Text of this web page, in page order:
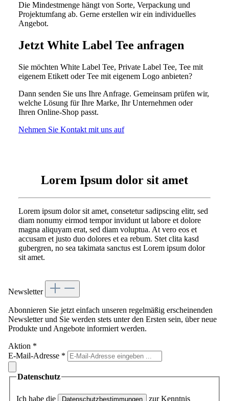
Die Mindestmenge hängt von Sorte, Verpackung und
Projektumfang ab. Gerne erstellen wir ein individuelles
Angebot.
Jetzt White Label Tee anfragen
Sie möchten White Label Tee, Private Label Tee, Tee mit
eigenem Etikett oder Tee mit eigenem Logo anbieten?
Dann senden Sie uns Ihre Anfrage. Gemeinsam prüfen wir,
welche Lösung für Ihre Marke, Ihr Unternehmen oder
Ihren Online-Shop passt.
Nehmen Sie Kontakt mit uns auf
Lorem Ipsum dolor sit amet
Lorem ipsum dolor sit amet, consetetur sadipscing elitr, sed
diam nonumy eirmod tempor invidunt ut labore et dolore
magna aliquyam erat, sed diam voluptua. At vero eos et
accusam et justo duo dolores et ea rebum. Stet clita kasd
gubergren, no sea takimata sanctus est Lorem ipsum dolor
sit amet.
Newsletter
Abonnieren Sie jetzt einfach unseren regelmäßig erscheinenden
Newsletter und Sie werden stets unter den Ersten sein, über neue
Produkte und Angebote informiert werden.
Aktion *
E-Mail-Adresse *
Datenschutz
Ich habe die Datenschutzbestimmungen
zur Kenntnis